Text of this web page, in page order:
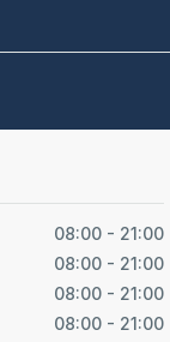
08:00 - 21:00
08:00 - 21:00
08:00 - 21:00
08:00 - 21:00